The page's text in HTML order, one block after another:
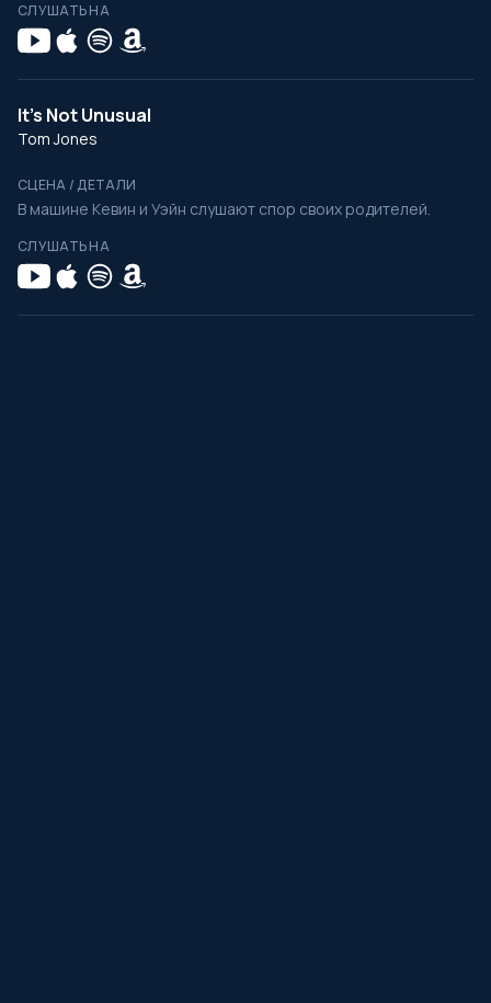
СЛУШАТЬ НА
It's Not Unusual
Tom Jones
СЦЕНА / ДЕТАЛИ
В машине Кевин и Уэйн слушают спор своих родителей.
СЛУШАТЬ НА